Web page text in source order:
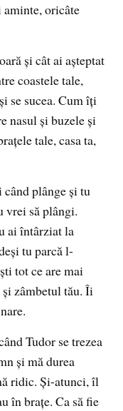
oricâte
şi cât ai aşteptat
coastele tale,
se sucea. Cum îţi
nasul şi buzele şi
tale, casa ta,
plânge şi tu
vrei să plângi.
ai întârziat la
tu parcă l-
tot ce are mai
zâmbetul tău. Îi
Tudor se trezea
şi mă durea
ridic. Şi-atunci, îl
în braţe. Ca să fie